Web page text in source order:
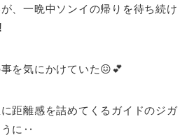
、一晩中ソンイの帰りを待ち続け
を気にかけていた😖💕
距離感を詰めてくるガイドのジガ
うに‥